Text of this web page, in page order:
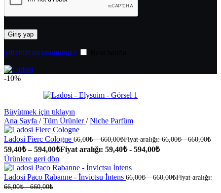
Giriş yap
Şifrenizi mi unuttunuz?
-10%
Büyütmek için tıklayın
Ana Sayfa / Tüm Ürünler/ Niche Parfüm
Ladosi Fierc Cologne 66,00₺ –660,00₺Fiyat aralığı: 66,00₺ - 660,00₺
59,40₺ –594,00₺Fiyat aralığı: 59,40₺ - 594,00₺
Ürünlere geri dön
Ladosi Paco Rabanne - İnvictsu İntens 66,00₺ –660,00₺Fiyat aralığı:
66,00₺ - 660,00₺